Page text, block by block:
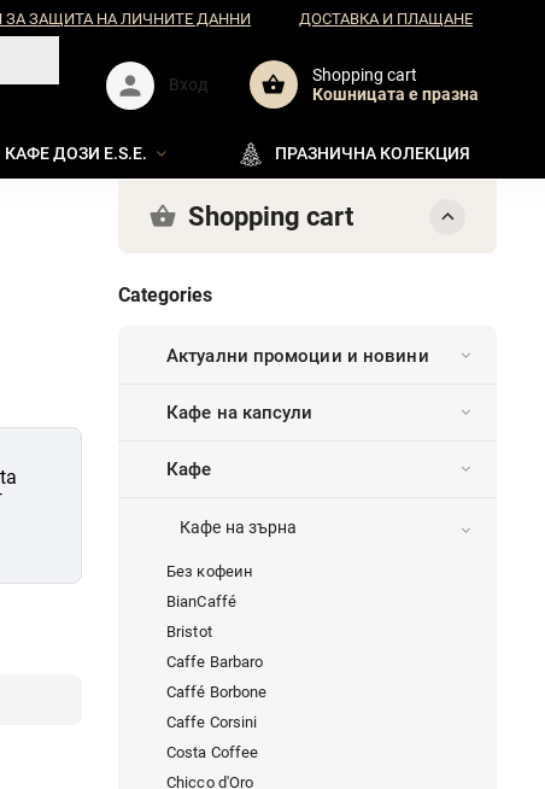
ЗА ЗАЩИТА НА ЛИЧНИТЕ ДАННИ ДОСТАВКА И ПЛАЩАНЕ
Shopping cart
Кошницата e празна
Вход
КАФЕ ДОЗИ E.S.E. ПРАЗНИЧНА КОЛЕКЦИЯ
Shopping cart
Categories
Актуални промоции и новини
Кафе на капсули
Кафе
Кафе на зърна
Без кофеин
BianCaffé
Bristot
Caffe Barbaro
Caffé Borbone
Caffe Corsini
Costa Coffee
Chicco d'Oro